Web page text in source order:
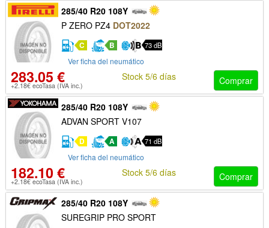
285/40 R20 108Y
P ZERO PZ4 DOT2022
C B 73 dB
Ver ficha del neumático
283.05 €
+2.18€ ecoTasa (IVA inc.) Comprar
Stock 5/6 días
285/40 R20 108Y
ADVAN SPORT V107
D A 71 dB
Ver ficha del neumático
182.10 €
+2.18€ ecoTasa (IVA inc.) Comprar
Stock 5/6 días
285/40 R20 108Y
SUREGRIP PRO SPORT